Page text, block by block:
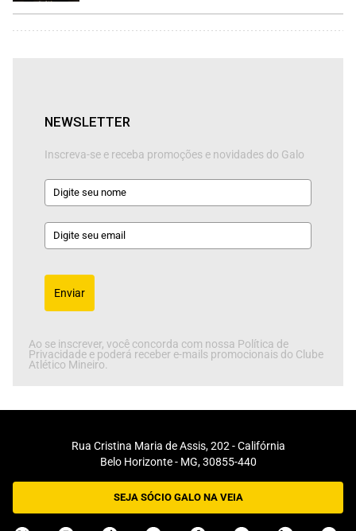
NEWSLETTER
Inscreva-se e receba promoções e novidades do Galo
Enviar
Ao se inscrever, você concorda com nossa Política de
Privacidade e poderá receber e-mails promocionais do Clube
Atlético Mineiro.
Rua Cristina Maria de Assis, 202 - Califórnia
Belo Horizonte - MG, 30855-440
SEJA SÓCIO GALO NA VEIA